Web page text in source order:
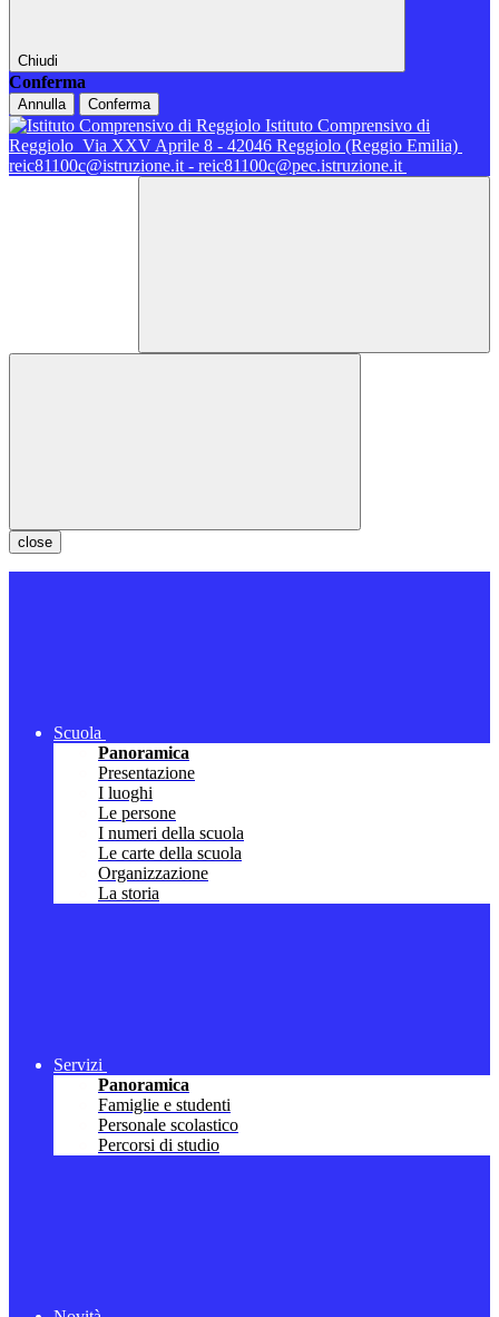
Chiudi
Conferma
Annulla Conferma
Istituto Comprensivo di
Reggiolo Via XXV Aprile 8 - 42046 Reggiolo (Reggio Emilia)
reic81100c@istruzione.it - reic81100c@pec.istruzione.it
close
Scuola
Panoramica
Presentazione
I luoghi
Le persone
I numeri della scuola
Le carte della scuola
Organizzazione
La storia
Servizi
Panoramica
Famiglie e studenti
Personale scolastico
Percorsi di studio